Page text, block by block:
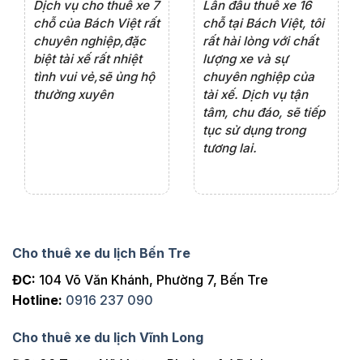
Dịch vụ cho thuê xe 7
chỗ của Bách Việt rất
chuyên nghiệp,đặc
biệt tài xế rất nhiệt
tình vui vẻ,sẽ ủng hộ
thường xuyên
Lần đầu thuê xe 16
chỗ tại Bách Việt, tôi
rất hài lòng với chất
lượng xe và sự
chuyên nghiệp của
tài xế. Dịch vụ tận
tâm, chu đáo, sẽ tiếp
tục sử dụng trong
tương lai.
Cho thuê xe du lịch Bến Tre
ĐC: 104 Võ Văn Khánh, Phường 7, Bến Tre
Hotline: 0916 237 090
Cho thuê xe du lịch Vĩnh Long